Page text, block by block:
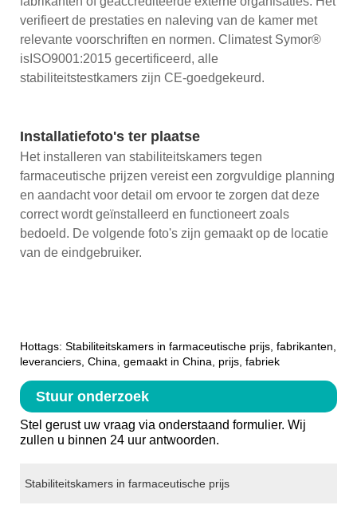
verifieert de prestaties en naleving van de kamer met
relevante voorschriften en normen. Climatest Symor®
isISO9001:2015 gecertificeerd, alle
stabiliteitstestkamers zijn CE-goedgekeurd.
Installatiefoto's ter plaatse
Het installeren van stabiliteitskamers tegen
farmaceutische prijzen vereist een zorgvuldige planning
en aandacht voor detail om ervoor te zorgen dat deze
correct wordt geïnstalleerd en functioneert zoals
bedoeld. De volgende foto's zijn gemaakt op de locatie
van de eindgebruiker.
Hottags: Stabiliteitskamers in farmaceutische prijs, fabrikanten,
leveranciers, China, gemaakt in China, prijs, fabriek
Stuur onderzoek
Stel gerust uw vraag via onderstaand formulier. Wij
zullen u binnen 24 uur antwoorden.